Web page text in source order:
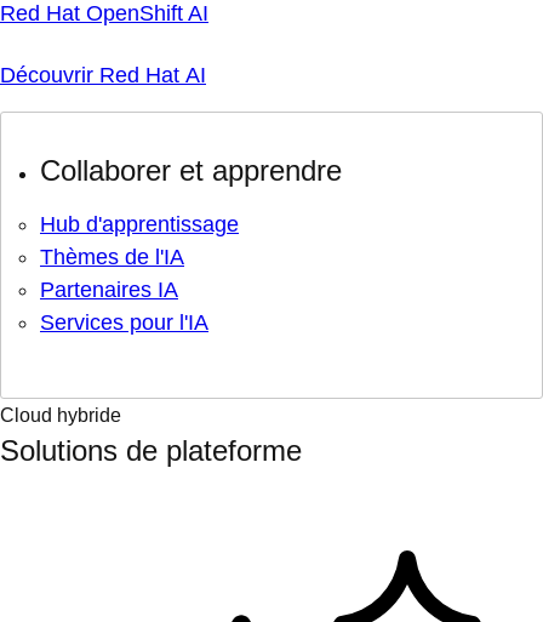
Red Hat OpenShift AI
Découvrir Red Hat AI
Collaborer et apprendre
Hub d'apprentissage
Thèmes de l'IA
Partenaires IA
Services pour l'IA
Cloud hybride
Solutions de plateforme